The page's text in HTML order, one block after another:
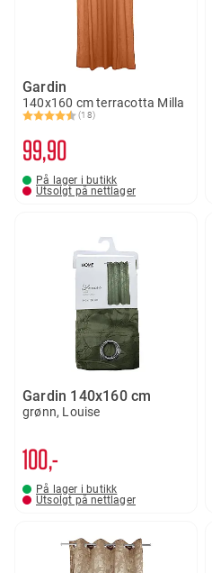
Gardin
140x160 cm terracotta Milla
Karakter:
(18)
4.6 av 5 mulige
99 90
På lager i butikk
Utsolgt på nettlager
Gardin 140x160 cm
grønn, Louise
100,-
På lager i butikk
Utsolgt på nettlager